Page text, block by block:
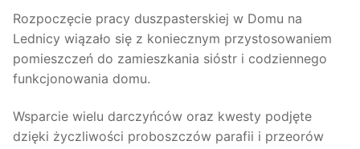
Rozpoczęcie pracy duszpasterskiej w Domu na
Lednicy wiązało się z koniecznym przystosowaniem
pomieszczeń do zamieszkania sióstr i codziennego
funkcjonowania domu.
Wsparcie wielu darczyńców oraz kwesty podjęte
dzięki życzliwości proboszczów parafii i przeorów